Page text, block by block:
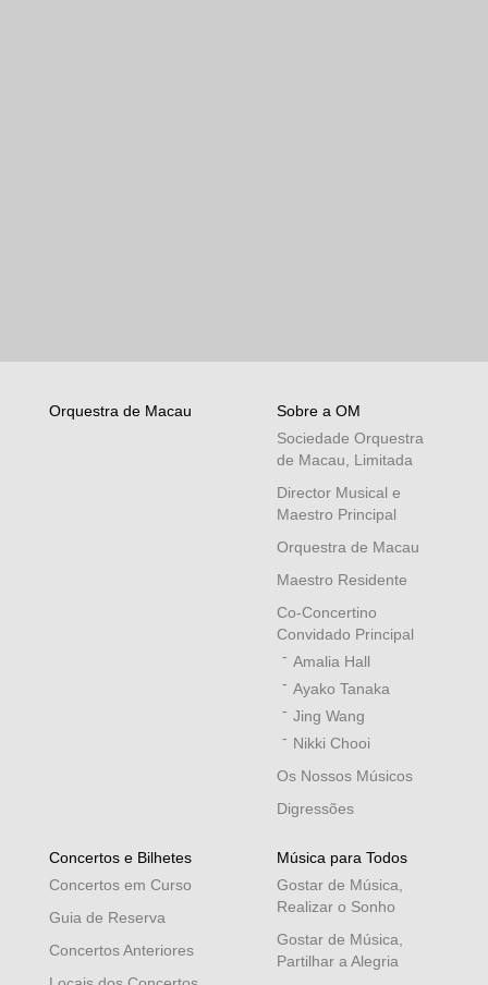
Orquestra de Macau
Sobre a OM
Sociedade Orquestra
de Macau, Limitada
Director Musical e
Maestro Principal
Orquestra de Macau
Maestro Residente
Co-Concertino
Convidado Principal
Amalia Hall
Ayako Tanaka
Jing Wang
Nikki Chooi
Os Nossos Músicos
Digressões
Concertos e Bilhetes
Concertos em Curso
Guia de Reserva
Concertos Anteriores
Música para Todos
Gostar de Música,
Realizar o Sonho
Gostar de Música,
Partilhar a Alegria